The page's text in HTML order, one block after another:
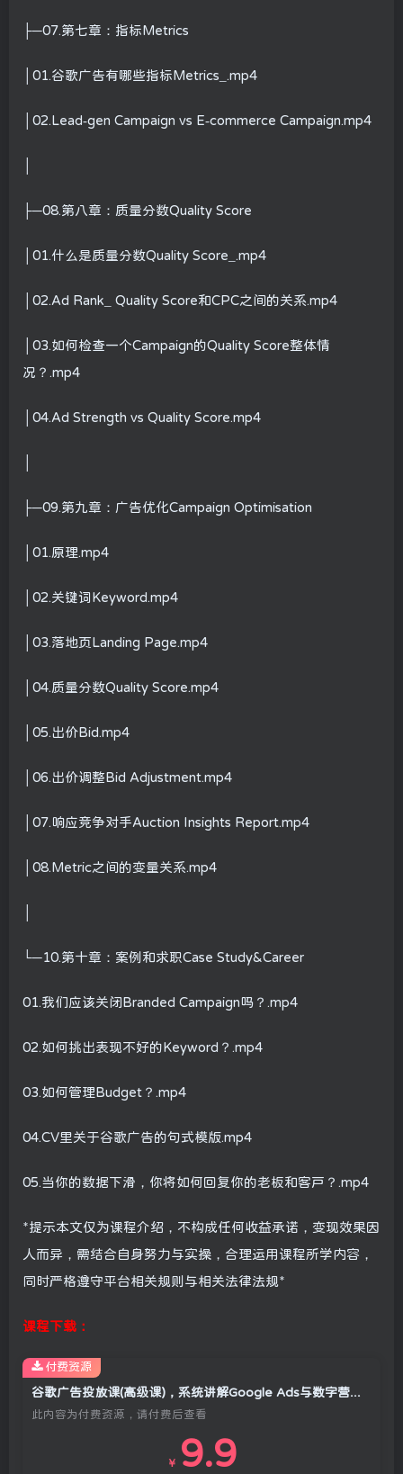
├─07.第七章：指标Metrics
│01.谷歌广告有哪些指标Metrics_.mp4
│02.Lead-gen Campaign vs E-commerce Campaign.mp4
├─08.第八章：质量分数Quality Score
│01.什么是质量分数Quality Score_.mp4
│02.Ad Rank_ Quality Score和CPC之间的关系.mp4
│03.如何检查一个Campaign的Quality Score整体情
况？.mp4
│04.Ad Strength vs Quality Score.mp4
├─09.第九章：广告优化Campaign Optimisation
│01.原理.mp4
│02.关键词Keyword.mp4
│03.落地页Landing Page.mp4
│04.质量分数Quality Score.mp4
│05.出价Bid.mp4
│06.出价调整Bid Adjustment.mp4
│07.响应竞争对手Auction Insights Report.mp4
│08.Metric之间的变量关系.mp4
└─10.第十章：案例和求职Case Study&Career
01.我们应该关闭Branded Campaign吗？.mp4
02.如何挑出表现不好的Keyword？.mp4
03.如何管理Budget？.mp4
04.CV里关于谷歌广告的句式模版.mp4
05.当你的数据下滑，你将如何回复你的老板和客户？.mp4
*提示本文仅为课程介绍，不构成任何收益承诺，变现效果因
人而异，需结合自身努力与实操，合理运用课程所学内容，
同时严格遵守平台相关规则与相关法律法规*
课程下载：
谷歌广告投放课(高级课)，系统讲解Google Ads与数字营销实战
此内容为付费资源，请付费后查看
￥ 9.9
付费资源